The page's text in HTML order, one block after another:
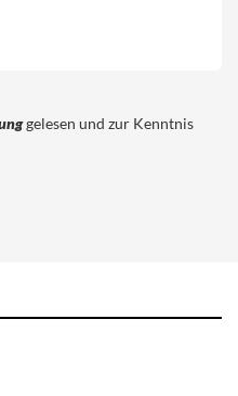
gelesen und zur Kenntnis